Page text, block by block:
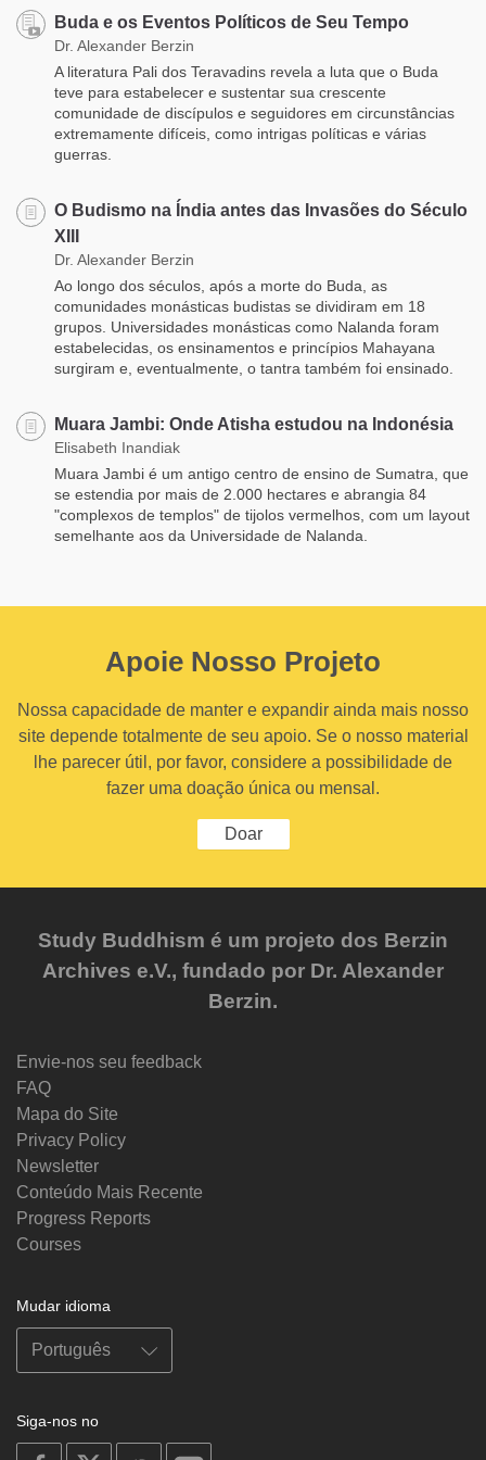
​Buda e os Eventos Políticos de Seu Tempo
Dr. Alexander Berzin
A literatura Pali dos Teravadins revela a luta que o Buda
teve para estabelecer e sustentar sua crescente
comunidade de discípulos e seguidores em circunstâncias
extremamente difíceis, como intrigas políticas e várias
guerras.
O Budismo na Índia antes das Invasões do Século
XIII
Dr. Alexander Berzin
Ao longo dos séculos, após a morte do Buda, as
comunidades monásticas budistas se dividiram em 18
grupos. Universidades monásticas como Nalanda foram
estabelecidas, os ensinamentos e princípios Mahayana
surgiram e, eventualmente, o tantra também foi ensinado.
Muara Jambi: Onde Atisha estudou na Indonésia
Elisabeth Inandiak
Muara Jambi é um antigo centro de ensino de Sumatra, que
se estendia por mais de 2.000 hectares e abrangia 84
"complexos de templos" de tijolos vermelhos, com um layout
semelhante aos da Universidade de Nalanda.
Apoie Nosso Projeto
Nossa capacidade de manter e expandir ainda mais nosso
site depende totalmente de seu apoio. Se o nosso material
lhe parecer útil, por favor, considere a possibilidade de
fazer uma doação única ou mensal.
Doar
Study Buddhism é um projeto dos Berzin
Archives e.V., fundado por Dr. Alexander
Berzin.
Envie-nos seu feedback
FAQ
Mapa do Site
Privacy Policy
Newsletter
Conteúdo Mais Recente
Progress Reports
Courses
Mudar idioma
Siga-nos no
on